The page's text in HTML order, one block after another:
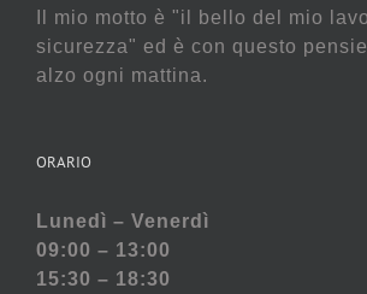
Il mio motto è "il bello del mio
sicurezza" ed è con questo
alzo ogni mattina.
ORARIO
Lunedì – Venerdì
09:00 – 13:00
15:30 – 18:30